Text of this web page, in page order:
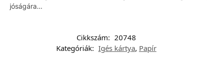
jóságára…
Cikkszám: 20748
Kategóriák: Igés kártya, Papír